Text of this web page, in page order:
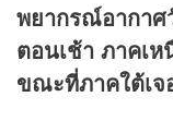
พยากรณ์อากาศ
ตอนเช้า ภาคเ
ขณะที่ภาคใต้เจ